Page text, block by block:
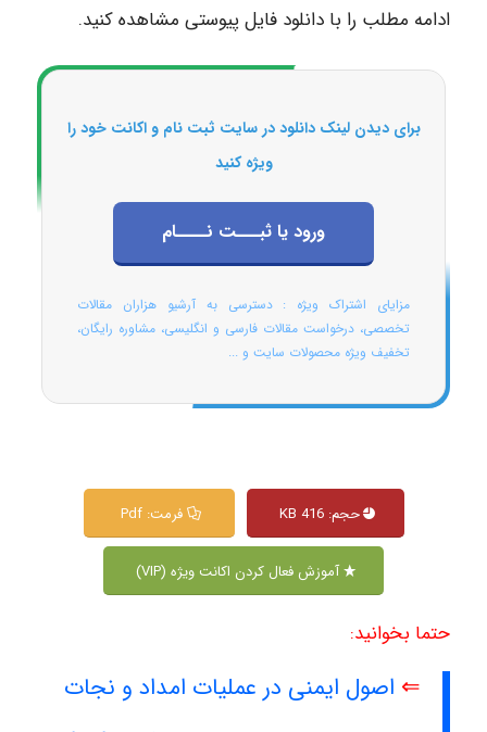
ادامه مطلب را با دانلود فایل پیوستی مشاهده کنید.
برای دیدن لینک دانلود در سایت ثبت نام و اکانت خود را
ویژه کنید
ورود یا ثبـــت نــــام
مزایای اشتراک ویژه : دسترسی به آرشیو هزاران مقالات
تخصصی، درخواست مقالات فارسی و انگلیسی، مشاوره رایگان،
تخفیف ویژه محصولات سایت و ...
حجم: 416 KB فرمت: Pdf
آموزش فعال کردن اکانت ویژه (VIP)
حتما بخوانید:
⇐ اصول ایمنی در عملیات امداد و نجات